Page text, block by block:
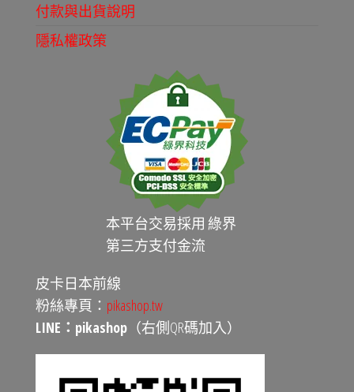
付款與出貨說明
隱私權政策
本平台交易採用 綠界
第三方支付金流
皮卡日本前線
粉絲專頁： pikashop.tw
LINE：pikashop （右側QR碼加入）